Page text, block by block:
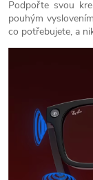
Podpořte svou
pouhým vyslovením
co potřebujete, a